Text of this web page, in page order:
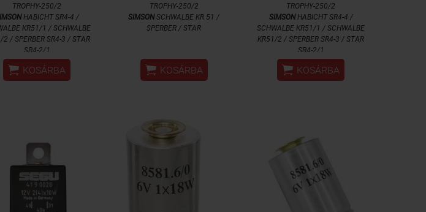
TROPHY-250/2
HABICHT SR4-4 /
KR51/1 /SCHWALBE
2 / SPERBER SR4-3 / STAR
SR4-2/1
 KOSÁRBA
TROPHY-250/2
SIMSONSCHWALBE KR 51 /
SPERBER / STAR
 KOSÁRBA
TROPHY-250/2
SIMSONHABICHT SR4-4 /
SCHWALBE KR51/1 /SCHWALBE
KR51/2 / SPERBER SR4-3 / STAR
SR4-2/1
 KOSÁRBA